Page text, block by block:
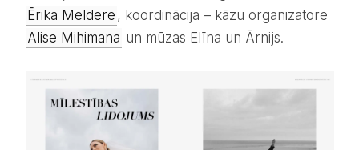
Ērika Meldere , koordinācija – kāzu organizatore
Alise Mihimana un mūzas Elīna un Ārnijs.